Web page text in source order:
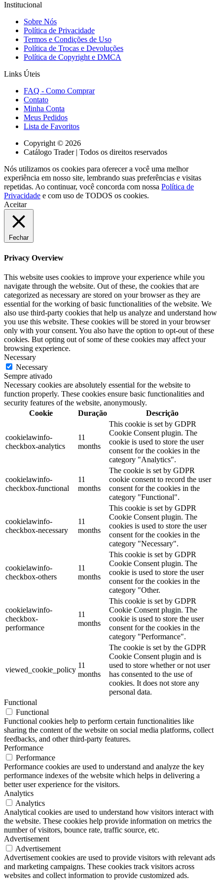
Institucional
Sobre Nós
Política de Privacidade
Termos e Condições de Uso
Política de Trocas e Devoluções
Política de Copyright e DMCA
Links Úteis
FAQ - Como Comprar
Contato
Minha Conta
Meus Pedidos
Lista de Favoritos
Copyright © 2026
Catálogo Trader | Todos os direitos reservados
Nós utilizamos os cookies para oferecer a você uma melhor
experiência em nosso site, lembrando suas preferências e visitas
repetidas. Ao continuar, você concorda com nossa Política de
Privacidade e com uso de TODOS os cookies.
Aceitar
Fechar
Privacy Overview
This website uses cookies to improve your experience while you
navigate through the website. Out of these, the cookies that are
categorized as necessary are stored on your browser as they are
essential for the working of basic functionalities of the website. We
also use third-party cookies that help us analyze and understand how
you use this website. These cookies will be stored in your browser
only with your consent. You also have the option to opt-out of these
cookies. But opting out of some of these cookies may affect your
browsing experience.
Necessary
Necessary
Sempre ativado
Necessary cookies are absolutely essential for the website to
function properly. These cookies ensure basic functionalities and
security features of the website, anonymously.
Cookie
Duração Descrição
cookielawinfo-
checkbox-analytics
11
months
This cookie is set by GDPR
Cookie Consent plugin. The
cookie is used to store the user
consent for the cookies in the
category "Analytics".
cookielawinfo-
checkbox-functional
11
months
The cookie is set by GDPR
cookie consent to record the user
consent for the cookies in the
category "Functional".
cookielawinfo-
checkbox-necessary
11
months
This cookie is set by GDPR
Cookie Consent plugin. The
cookies is used to store the user
consent for the cookies in the
category "Necessary".
cookielawinfo-
checkbox-others
11
months
This cookie is set by GDPR
Cookie Consent plugin. The
cookie is used to store the user
consent for the cookies in the
category "Other.
cookielawinfo-
checkbox-
performance
11
months
This cookie is set by GDPR
Cookie Consent plugin. The
cookie is used to store the user
consent for the cookies in the
category "Performance".
viewed_cookie_policy
11
months
The cookie is set by the GDPR
Cookie Consent plugin and is
used to store whether or not user
has consented to the use of
cookies. It does not store any
personal data.
Functional
Functional
Functional cookies help to perform certain functionalities like
sharing the content of the website on social media platforms, collect
feedbacks, and other third-party features.
Performance
Performance
Performance cookies are used to understand and analyze the key
performance indexes of the website which helps in delivering a
better user experience for the visitors.
Analytics
Analytics
Analytical cookies are used to understand how visitors interact with
the website. These cookies help provide information on metrics the
number of visitors, bounce rate, traffic source, etc.
Advertisement
Advertisement
Advertisement cookies are used to provide visitors with relevant ads
and marketing campaigns. These cookies track visitors across
websites and collect information to provide customized ads.